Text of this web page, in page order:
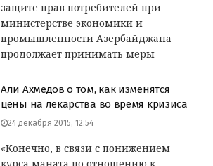
защите прав потребителей при
министерстве экономики и
промышленности Азербайджана
продолжает принимать меры
Али Ахмедов о том, как изменятся
цены на лекарства во время кризиса
24 декабря 2015, 12:54
«Конечно, в связи с понижением